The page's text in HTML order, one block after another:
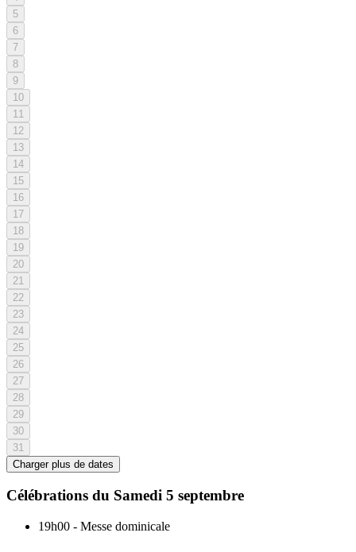
5
6
7
8
9
10
11
12
13
14
15
16
17
18
19
20
21
22
23
24
25
26
27
28
29
30
31
Charger plus de dates
Célébrations du Samedi 5 septembre
19h00 - Messe dominicale